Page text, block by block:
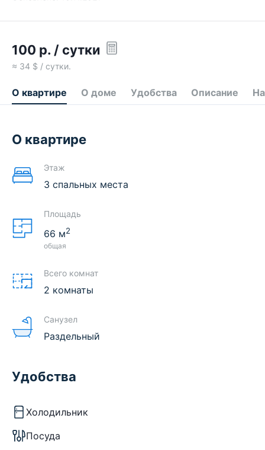
100 р. / сутки
≈ 34 $ / сутки.
О квартире О доме Удобства Описание
О квартире
Этаж
3 спальных места
Площадь
66 м2
общая
Всего комнат
2 комнаты
Санузел
Раздельный
Удобства
Холодильник
Посуда